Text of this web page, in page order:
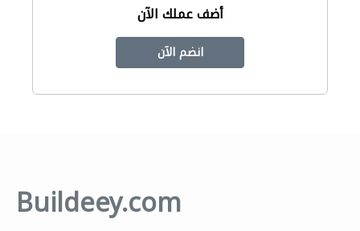
أضف عملك الآن
انضم الآن
Buildeey.com